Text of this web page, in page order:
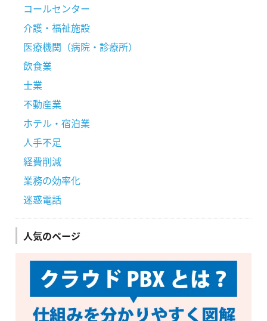
コールセンター
介護・福祉施設
医療機関（病院・診療所）
飲食業
士業
不動産業
ホテル・宿泊業
人手不足
経費削減
業務の効率化
迷惑電話
人気のページ